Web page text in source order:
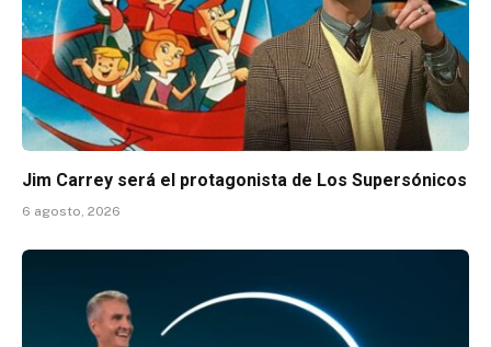
Jim Carrey será el protagonista de Los Supersónicos
6 agosto, 2026